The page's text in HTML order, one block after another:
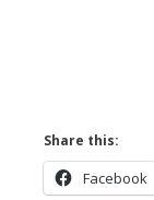
Share this:
Facebook